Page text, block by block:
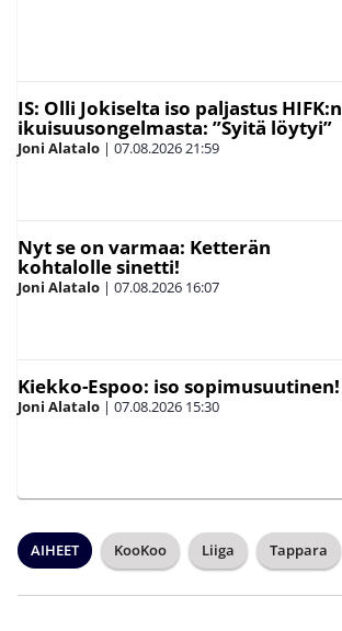
IS: Olli Jokiselta iso paljastus HIFK:n
ikuisuusongelmasta: ”Syitä löytyi”
Joni Alatalo | 07.08.202621:59
Nyt se on varmaa: Ketterän
kohtalolle sinetti!
Joni Alatalo | 07.08.2026 16:07
Kiekko-Espoo: iso sopimusuutinen!
Joni Alatalo | 07.08.2026 15:30
AIHEET KooKoo Liiga Tappara